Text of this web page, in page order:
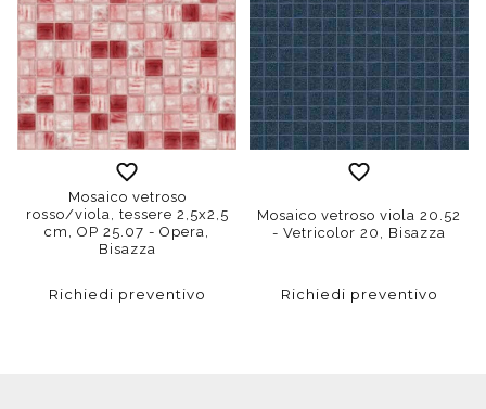
Mosaico vetroso
rosso/viola, tessere 2,5x2,5
cm, OP 25.07 - Opera,
Bisazza
Richiedi preventivo
Mosaico vetroso viola 20.52
- Vetricolor 20, Bisazza
Richiedi preventivo